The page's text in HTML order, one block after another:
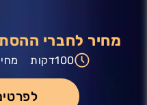
מחיר לחברי
100דקות